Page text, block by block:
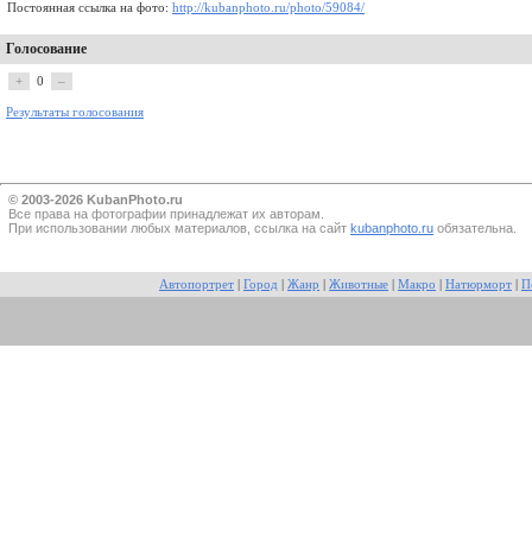
Постоянная ссылка на фото: http://kubanphoto.ru/photo/59084/
Голосование
+ 0 –
Результаты голосования
© 2003-2026 KubanPhoto.ru
Все прaва на фотографии принадлежат их авторам.
При использовании любых материалов, ссылка на сайт kubanphoto.ru обязательна.
Автопортрет Город Жанр Животные Макро Натюрморт